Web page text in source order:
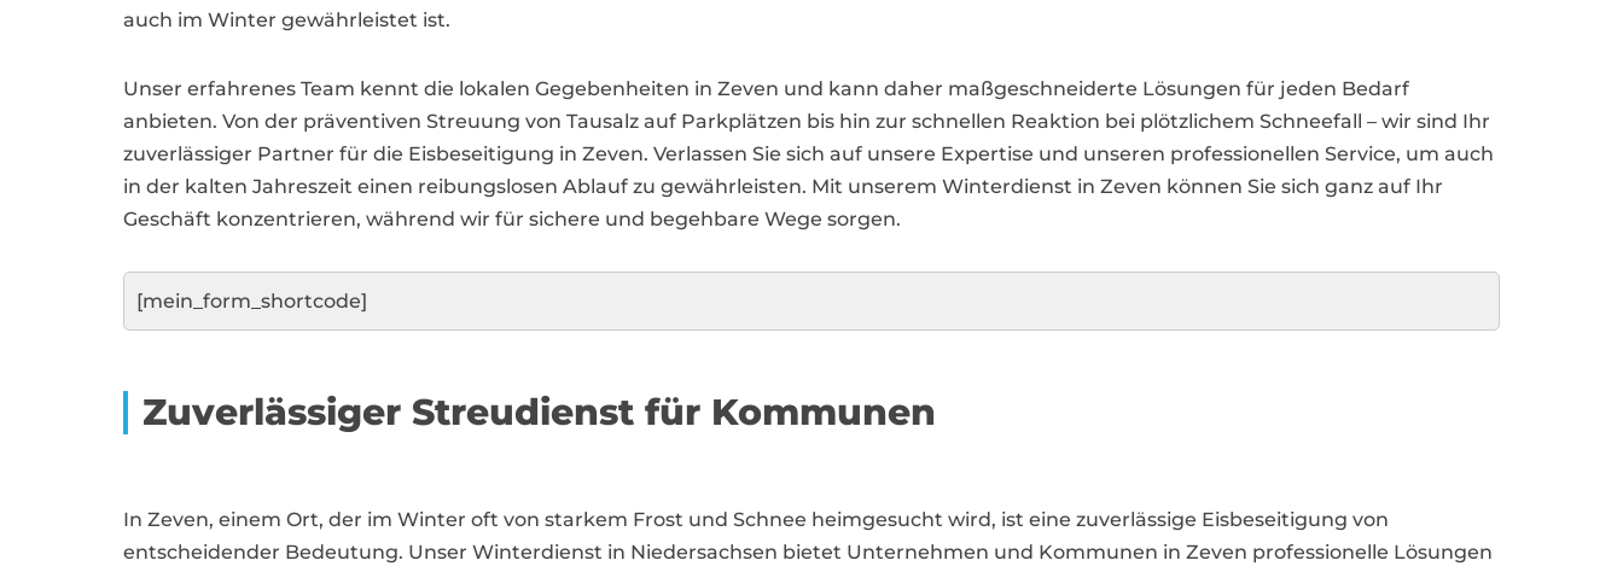
auch im Winter gewährleistet ist.
Unser erfahrenes Team kennt die lokalen Gegebenheiten in Zeven und kann daher maßgeschneiderte Lösungen für jeden Bedarf
anbieten. Von der präventiven Streuung von Tausalz auf Parkplätzen bis hin zur schnellen Reaktion bei plötzlichem Schneefall – wir sind Ihr
zuverlässiger Partner für die Eisbeseitigung in Zeven. Verlassen Sie sich auf unsere Expertise und unseren professionellen Service, um auch
in der kalten Jahreszeit einen reibungslosen Ablauf zu gewährleisten. Mit unserem Winterdienst in Zeven können Sie sich ganz auf Ihr
Geschäft konzentrieren, während wir für sichere und begehbare Wege sorgen.
[mein_form_shortcode]
Zuverlässiger Streudienst für Kommunen
In Zeven, einem Ort, der im Winter oft von starkem Frost und Schnee heimgesucht wird, ist eine zuverlässige Eisbeseitigung von
entscheidender Bedeutung. Unser Winterdienst in Niedersachsen bietet Unternehmen und Kommunen in Zeven professionelle Lösungen